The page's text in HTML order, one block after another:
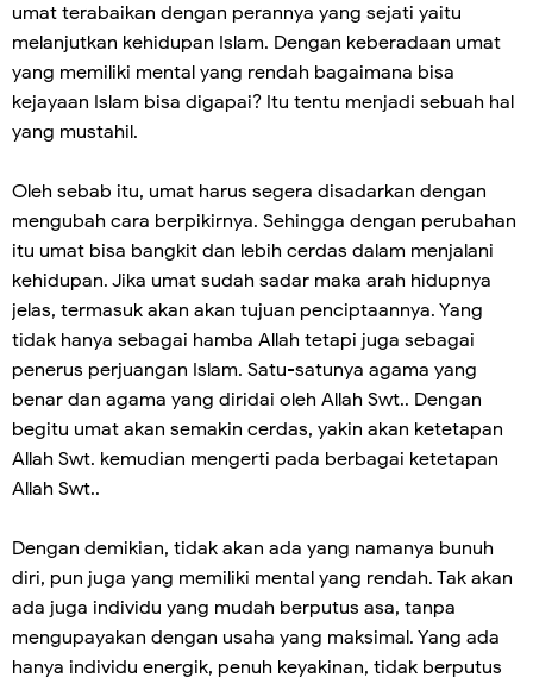
umat terabaikan dengan perannya yang sejati yaitu
melanjutkan kehidupan Islam. Dengan keberadaan umat
yang memiliki mental yang rendah bagaimana bisa
kejayaan Islam bisa digapai? Itu tentu menjadi sebuah hal
yang mustahil.
Oleh sebab itu, umat harus segera disadarkan dengan
mengubah cara berpikirnya. Sehingga dengan perubahan
itu umat bisa bangkit dan lebih cerdas dalam menjalani
kehidupan. Jika umat sudah sadar maka arah hidupnya
jelas, termasuk akan akan tujuan penciptaannya. Yang
tidak hanya sebagai hamba Allah tetapi juga sebagai
penerus perjuangan Islam. Satu-satunya agama yang
benar dan agama yang diridai oleh Allah Swt.. Dengan
begitu umat akan semakin cerdas, yakin akan ketetapan
Allah Swt. kemudian mengerti pada berbagai ketetapan
Allah Swt..
Dengan demikian, tidak akan ada yang namanya bunuh
diri, pun juga yang memiliki mental yang rendah. Tak akan
ada juga individu yang mudah berputus asa, tanpa
mengupayakan dengan usaha yang maksimal. Yang ada
hanya individu energik, penuh keyakinan, tidak berputus